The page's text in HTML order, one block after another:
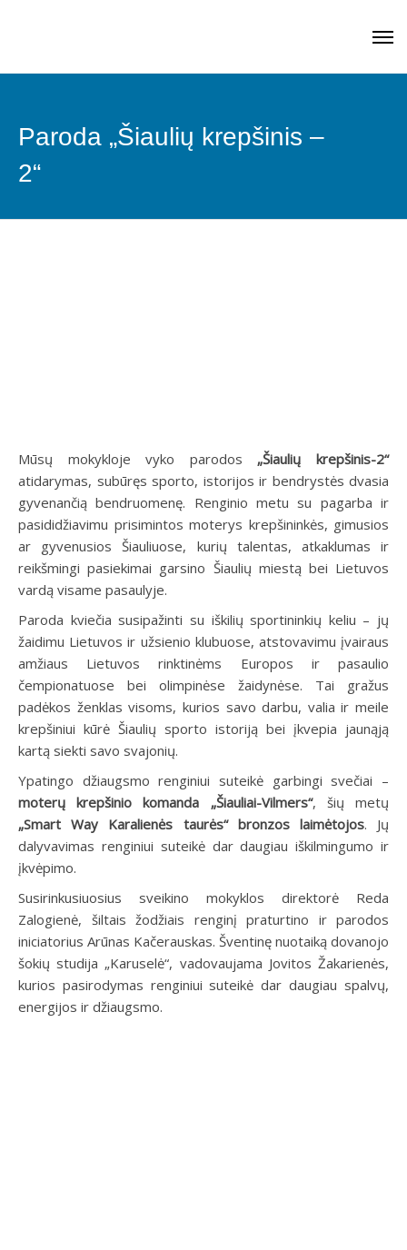
Paroda „Šiaulių krepšinis –
2“
Mūsų mokykloje vyko parodos „Šiaulių krepšinis-2“
atidarymas, subūręs sporto, istorijos ir bendrystės dvasia
gyvenančią bendruomenę. Renginio metu su pagarba ir
pasididžiavimu prisimintos moterys krepšininkės, gimusios
ar gyvenusios Šiauliuose, kurių talentas, atkaklumas ir
reikšmingi pasiekimai garsino Šiaulių miestą bei Lietuvos
vardą visame pasaulyje.
Paroda kviečia susipažinti su iškilių sportininkių keliu – jų
žaidimu Lietuvos ir užsienio klubuose, atstovavimu įvairaus
amžiaus Lietuvos rinktinėms Europos ir pasaulio
čempionatuose bei olimpinėse žaidynėse. Tai gražus
padėkos ženklas visoms, kurios savo darbu, valia ir meile
krepšiniui kūrė Šiaulių sporto istoriją bei įkvepia jaunąją
kartą siekti savo svajonių.
Ypatingo džiaugsmo renginiui suteikė garbingi svečiai –
moterų krepšinio komanda „Šiauliai-Vilmers“, šių metų
„Smart Way Karalienės taurės“ bronzos laimėtojos. Jų
dalyvavimas renginiui suteikė dar daugiau iškilmingumo ir
įkvėpimo.
Susirinkusiuosius sveikino mokyklos direktorė Reda
Zalogienė, šiltais žodžiais renginį praturtino ir parodos
iniciatorius Arūnas Kačerauskas. Šventinę nuotaiką dovanojo
šokių studija „Karuselė“, vadovaujama Jovitos Žakarienės,
kurios pasirodymas renginiui suteikė dar daugiau spalvų,
energijos ir džiaugsmo.